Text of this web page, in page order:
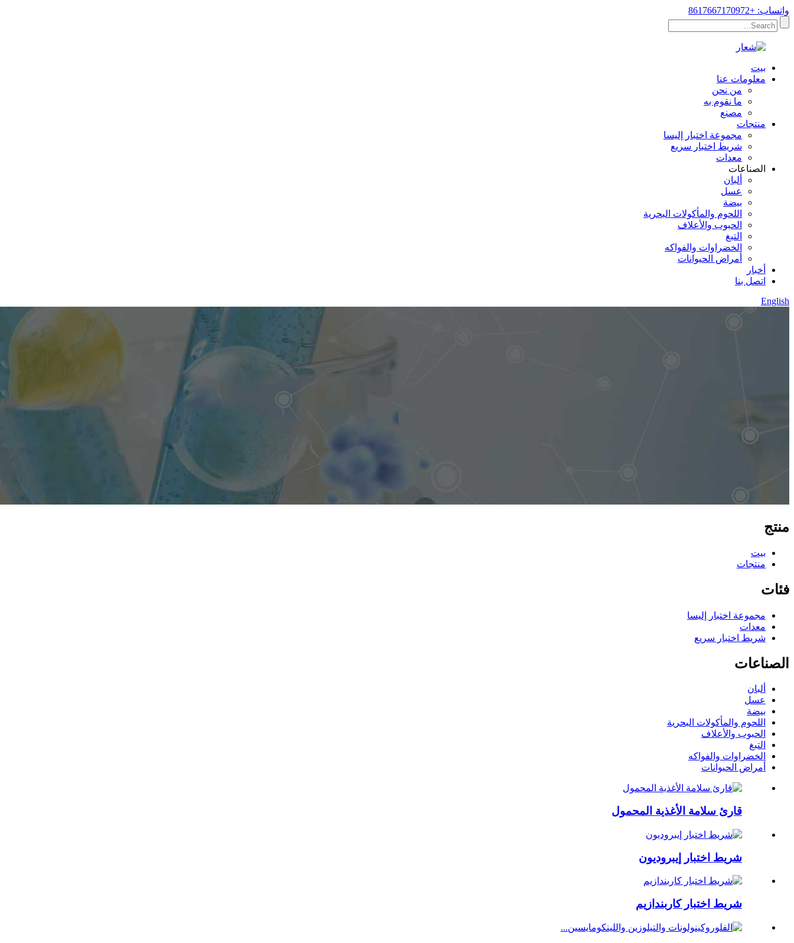
واتساب: +8617667170972
بيت
معلومات عنا
من نحن
ما نقوم به
مصنع
منتجات
مجموعة اختبار إليسا
شريط اختبار سريع
معدات
الصناعات
ألبان
عسل
بيضة
اللحوم والمأكولات البحرية
الحبوب والأعلاف
التبغ
الخضراوات والفواكه
أمراض الحيوانات
أخبار
اتصل بنا
English
منتج
بيت
منتجات
فئات
مجموعة اختبار إليسا
معدات
شريط اختبار سريع
الصناعات
ألبان
عسل
بيضة
اللحوم والمأكولات البحرية
الحبوب والأعلاف
التبغ
الخضراوات والفواكه
أمراض الحيوانات
قارئ سلامة الأغذية المحمول
شريط اختبار إيبروديون
شريط اختبار كاربندازيم